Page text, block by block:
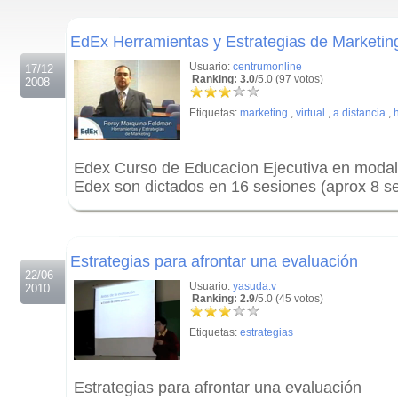
17/12
2008
EdEx Herramientas y Estrategias de
Usuario: centrumonline
Ranking: 3.0/5.0 (97 votos)
Etiquetas: marketing , virtual , a distancia ,
Edex Curso de Educacion Ejecutiva en
Edex son dictados en 16 sesiones (aprox 8
22/06
2010
Estrategias para afrontar una evaluación
Usuario: yasuda.v
Ranking: 2.9/5.0 (45 votos)
Etiquetas: estrategias
Estrategias para afrontar una evaluación